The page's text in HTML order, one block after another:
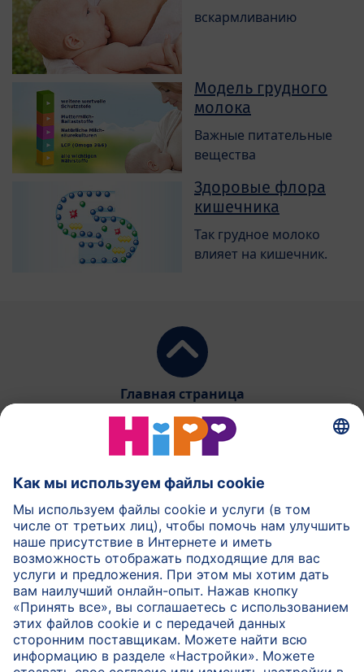
вскармливанию
Модель грудного
молока
Важные питательные
вещества
Здоровые флора
кишечника
Так грудное молоко
влияет на кишечник.
Главная страница
HiPP Молочное питание
HiPP Детское питание
HiPP Уход за кожей
HiPP Беременность
Защита данных и общие условия пользования
Выходные данные
О компании HiPP